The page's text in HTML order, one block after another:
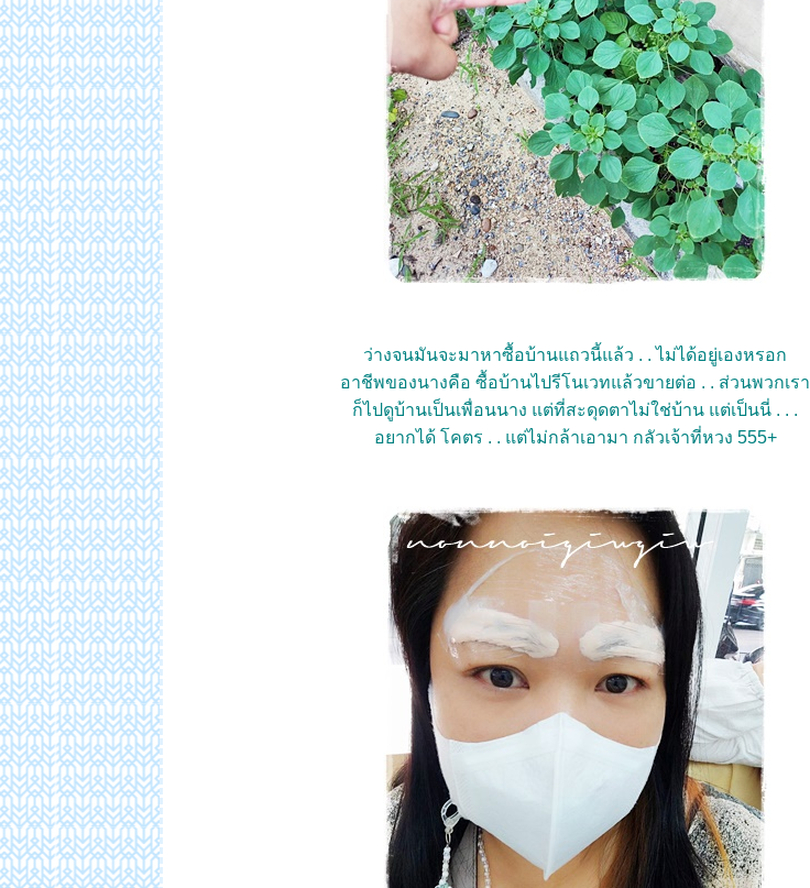
ว่างจนมันจะมาหาซื้อบ้านแถวนี้แล้ว . . ไม่ได้อยู่เองหรอก
อาชีพของนางคือ ซื้อบ้านไปรีโนเวทแล้วขายต่อ . . ส่วนพวกเรา
ก็ไปดูบ้านเป็นเพื่อนนาง แต่ที่สะดุดตาไม่ใช่บ้าน แต่เป็นนี่ . . .
อยากได้ โคตร . . แต่ไม่กล้าเอามา กลัวเจ้าที่หวง 555+